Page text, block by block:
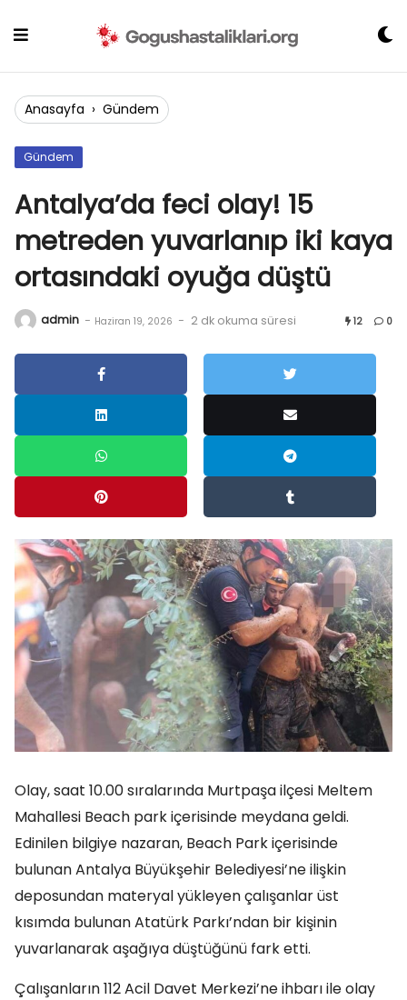
Anasayfa › Gündem
Gündem
Antalya’da feci olay! 15
metreden yuvarlanıp iki kaya
ortasındaki oyuğa düştü
admin - Haziran 19, 2026 - 2 dk okuma süresi 12 0
Olay, saat 10.00 sıralarında Murtpaşa ilçesi Meltem
Mahallesi Beach park içerisinde meydana geldi.
Edinilen bilgiye nazaran, Beach Park içerisinde
bulunan Antalya Büyükşehir Belediyesi’ne ilişkin
deposundan materyal yükleyen çalışanlar üst
kısımda bulunan Atatürk Parkı’ndan bir kişinin
yuvarlanarak aşağıya düştüğünü fark etti.
Çalışanların 112 Acil Davet Merkezi’ne ihbarı ile olay